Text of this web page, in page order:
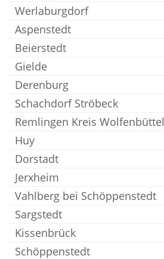
Werlaburgdorf
Aspenstedt
Beierstedt
Gielde
Derenburg
Schachdorf Ströbeck
Remlingen Kreis Wolfenbüttel
Huy
Dorstadt
Jerxheim
Vahlberg bei Schöppenstedt
Sargstedt
Kissenbrück
Schöppenstedt